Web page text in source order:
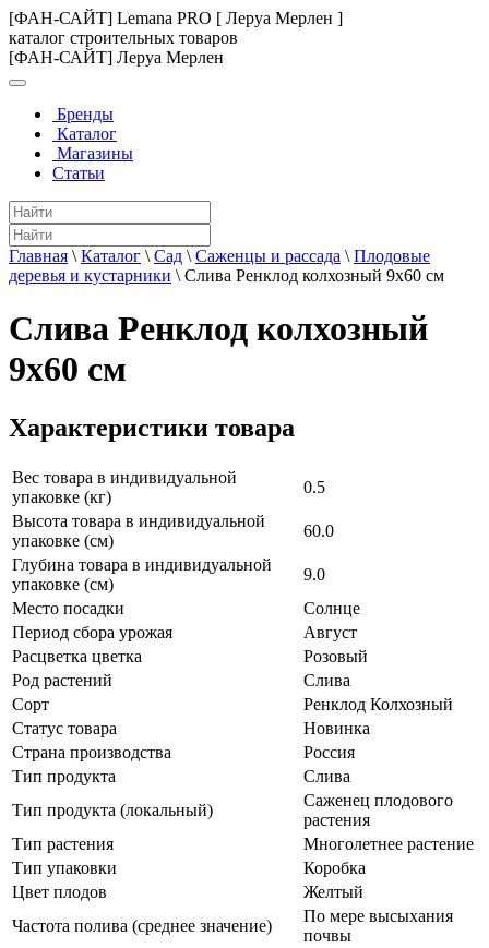
[ФАН-САЙТ] Lemana PRO [ Леруа Мерлен ]
каталог строительных товаров
[ФАН-САЙТ] Леруа Мерлен
Бренды
Каталог
Магазины
Статьи
Главная \ Каталог \ Сад \ Саженцы и рассада \ Плодовые
деревья и кустарники \ Слива Ренклод колхозный 9x60 см
Слива Ренклод колхозный
9x60 см
Характеристики товара
Вес товара в индивидуальной
упаковке (кг)
0.5
Высота товара в индивидуальной
упаковке (см)
60.0
Глубина товара в индивидуальной
упаковке (см)
9.0
Место посадки
Солнце
Период сбора урожая
Август
Расцветка цветка
Розовый
Род растений
Слива
Сорт
Ренклод Колхозный
Статус товара
Новинка
Страна производства
Россия
Тип продукта
Слива
Тип продукта (локальный)
Саженец плодового
растения
Тип растения
Многолетнее растение
Тип упаковки
Коробка
Цвет плодов
Желтый
Частота полива (среднее значение)
По мере высыхания
почвы